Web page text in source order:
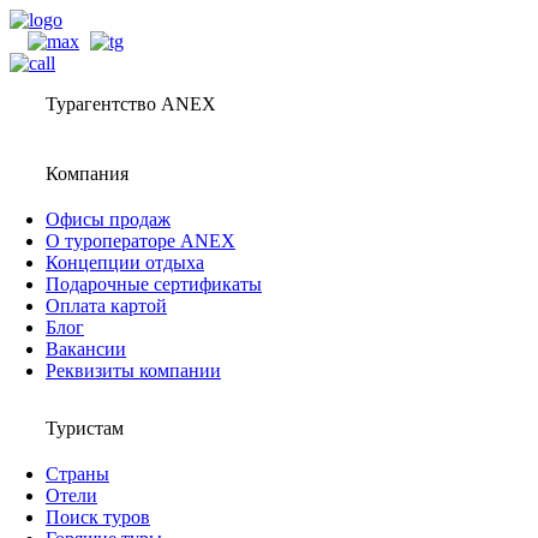
Турагентство ANEX
Компания
Офисы продаж
О туроператоре ANEX
Концепции отдыха
Подарочные сертификаты
Оплата картой
Блог
Вакансии
Реквизиты компании
Туристам
Страны
Отели
Поиск туров